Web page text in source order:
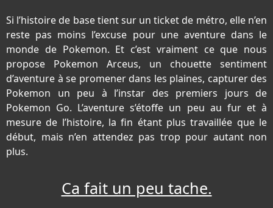
Si l’histoire de base tient sur un ticket de métro, elle n’en
reste pas moins l’excuse pour une aventure dans le
monde de Pokemon. Et c’est vraiment ce que nous
propose Pokemon Arceus, un chouette sentiment
d’aventure à se promener dans les plaines, capturer des
Pokemon un peu à l’instar des premiers jours de
Pokemon Go. L’aventure s’étoffe un peu au fur et à
mesure de l’histoire, la fin étant plus travaillée que le
début, mais n’en attendez pas trop pour autant non
plus.
Ca fait un peu tache.